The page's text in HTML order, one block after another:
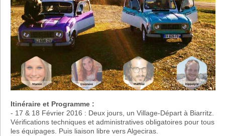
Itinéraire et Programme :
- 17 & 18 Février 2016 : Deux jours, un Village-Départ à Biarritz.
Vérifications techniques et administratives obligatoires pour tous
les équipages. Puis liaison libre vers Algeciras.